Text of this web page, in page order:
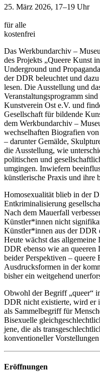
25. März 2026, 17–19 Uhr
für alle
kostenfrei
Das Werkbundarchiv –
des Projekts „Queere Kunst
Underground und
der DDR beleuchtet und
lesen. Die Ausstellung und
Veranstaltungsprogramm
Kunstverein Ost e.V. und
Gesellschaft für bildende
dem Werkbundarchiv –
wechselhaften Biografien
– darunter Gemälde,
die Ausstellung, wie
politischen und
umgingen. Inwiefern
künstlerische Praxis und ihre
Homosexualität blieb in der
Entkriminalisierung
Nach dem Mauerfall
Künstler*innen nicht
Künstler*innen aus der DDR
Heute wächst das
DDR ebenso wie an queeren
beider Perspektiven –
Ausdrucksformen in der
bisher ein weitgehend
Obwohl der Begriff „queer“
DDR nicht existierte, wird er
als Sammelbegriff für
Bisexuelle
jene, die als
konventioneller
Eröffnungen